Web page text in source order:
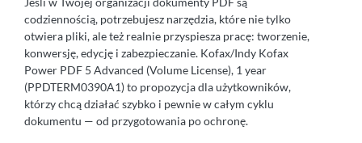
codziennością, potrzebujesz narzędzia, które nie tylko
otwiera pliki, ale też realnie przyspiesza pracę: tworzenie,
konwersję, edycję i zabezpieczanie. Kofax/Indy Kofax
Power PDF 5 Advanced (Volume License), 1 year
(PPDTERM0390A1) to propozycja dla użytkowników,
którzy chcą działać szybko i pewnie w całym cyklu
dokumentu — od przygotowania po ochronę.